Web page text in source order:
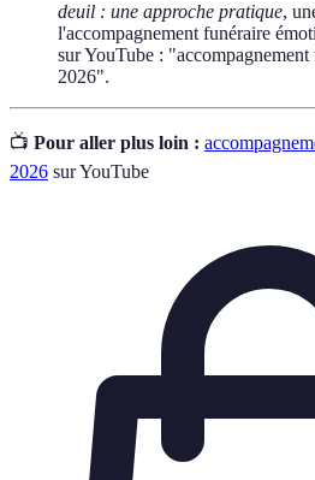
deuil : une approche pratique,
l'accompagnement funéraire
sur YouTube :
2026".
📺 Pour aller plus loin :
2026 sur YouTube